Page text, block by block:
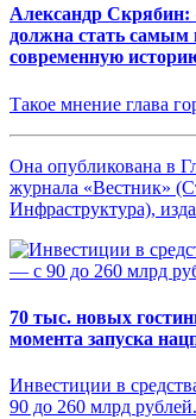
Александр Скрябин:
должна стать самым
современную
Такое мнение глава
Она опубликована в
журнала «Вестник»
Инфраструктура),
70 тыс. новых
момента запуска
Инвестиции в
90 до 260 млрд рублей.